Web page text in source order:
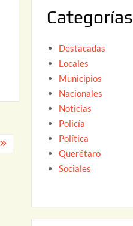
2
Categorías
Destacadas
Locales
Municipios
Nacionales
Noticias
Policía
Política
Querétaro
Sociales